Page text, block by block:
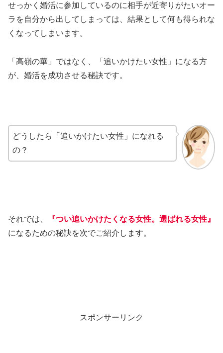
せっかく婚活に参加しているのに相手が近寄りがたいオー
ラを自分から出してしまっては、結果として何も得られな
くなってしまいます。
「高嶺の華」ではなく、「追いかけたい女性」になる方
が、婚活を成功させる秘訣です。
どうしたら「追いかけたい女性」になれる
の？
それでは、
『つい追いかけたくなる女性。選ばれる女性』
になるための秘訣を次でご紹介します。
スポンサーリンク